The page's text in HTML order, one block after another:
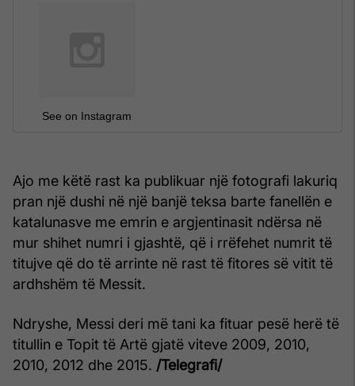
See on Instagram
Ajo me këtë rast ka publikuar një fotografi lakuriq
pran një dushi në një banjë teksa barte fanellën e
katalunasve me emrin e argjentinasit ndërsa në
mur shihet numri i gjashtë, që i rrëfehet numrit të
titujve që do të arrinte në rast të fitores së vitit të
ardhshëm të Messit.
Ndryshe, Messi deri më tani ka fituar pesë herë të
titullin e Topit të Artë gjatë viteve 2009, 2010,
2010, 2012 dhe 2015. /Telegrafi/